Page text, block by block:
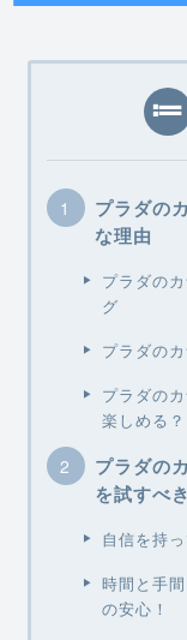
プラダの
な理由
プラダの
グ
プラダの
プラダの
楽しめる？
プラダの
を試すべ
自信を持
時間と手
の安心！